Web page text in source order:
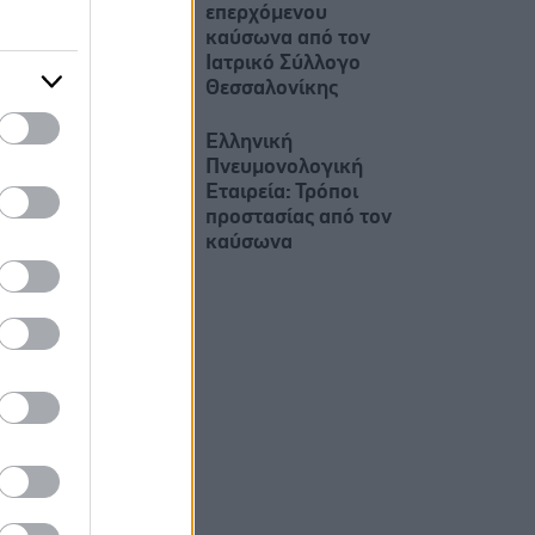
επερχόμενου
καύσωνα από τον
Ιατρικό Σύλλογο
Θεσσαλονίκης
Ελληνική
Πνευμονολογική
Εταιρεία: Τρόποι
προστασίας από τον
καύσωνα